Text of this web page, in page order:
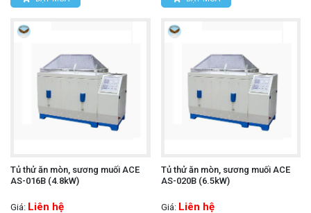
Tủ thử ăn mòn, sương muối ACE
AS-016B (4.8kW)
Giá: Liên hệ
Tủ thử ăn mòn, sương muối ACE
AS-020B (6.5kW)
Giá: Liên hệ